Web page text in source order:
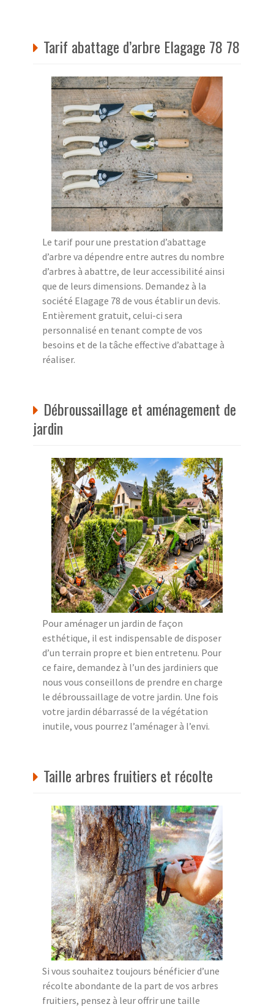
Tarif abattage d’arbre Elagage 78 78
Le tarif pour une prestation d’abattage
d’arbre va dépendre entre autres du nombre
d’arbres à abattre, de leur accessibilité ainsi
que de leurs dimensions. Demandez à la
société Elagage 78 de vous établir un devis.
Entièrement gratuit, celui-ci sera
personnalisé en tenant compte de vos
besoins et de la tâche effective d’abattage à
réaliser.
Débroussaillage et aménagement de
jardin
Pour aménager un jardin de façon
esthétique, il est indispensable de disposer
d’un terrain propre et bien entretenu. Pour
ce faire, demandez à l’un des jardiniers que
nous vous conseillons de prendre en charge
le débroussaillage de votre jardin. Une fois
votre jardin débarrassé de la végétation
inutile, vous pourrez l’aménager à l’envi.
Taille arbres fruitiers et récolte
Si vous souhaitez toujours bénéficier d’une
récolte abondante de la part de vos arbres
fruitiers, pensez à leur offrir une taille